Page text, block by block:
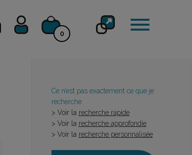
0
Ce n’est pas exactement ce que je
recherche
> Voir la recherche rapide
> Voir la recherche approfondie
> Voir la recherche personnalisée